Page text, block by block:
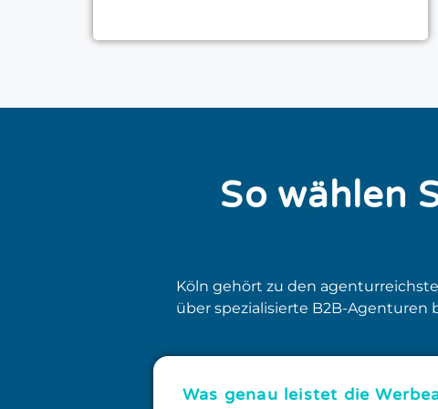
So wählen
Köln gehört zu den
über spezialisierte B2B-Agenturen
Was genau leistet die